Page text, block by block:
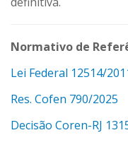
Normativo de
Lei Federal 12514/
Res. Cofen 790/2025
Decisão Coren-RJ